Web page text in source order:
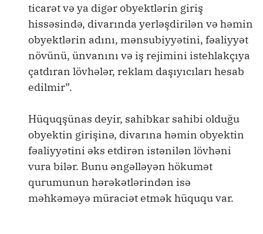
ticarət və ya digər obyektlərin giriş
hissəsində, divarında yerləşdirilən və həmin
obyektlərin adını, mənsubiyyətini, fəaliyyət
növünü, ünvanını və iş rejimini istehlakçıya
çatdıran lövhələr, reklam daşıyıcıları hesab
edilmir”.
Hüquqşünas deyir, sahibkar sahibi olduğu
obyektin girişinə, divarına həmin obyektin
fəaliyyətini əks etdirən istənilən lövhəni
vura bilər. Bunu əngəlləyən hökumət
qurumunun hərəkətlərindən isə
məhkəməyə müraciət etmək hüququ var.